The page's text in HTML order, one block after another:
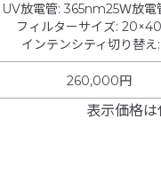
UV放電管: 365nm25Ｗ放電
フィルターサイズ:
インテンシティ切り替え:
260,000円
表示価格は